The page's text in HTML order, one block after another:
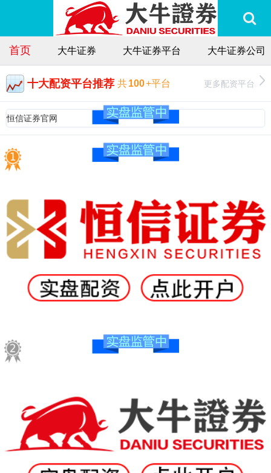
首页 大牛证券 大牛证券平台 大牛证券公司
十大配资平台推荐 共100+平台 更多配资平台
恒信证券官网